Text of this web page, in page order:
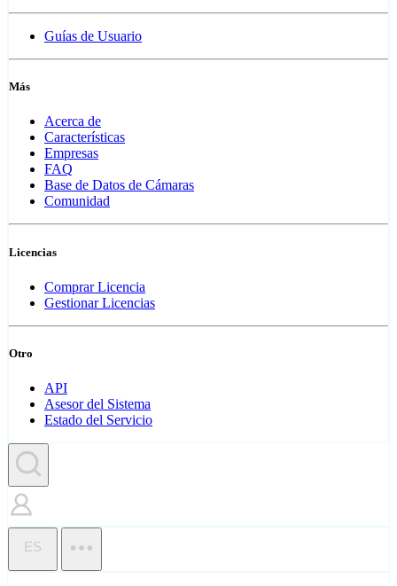
Guías de Usuario
Más
Acerca de
Características
Empresas
FAQ
Base de Datos de Cámaras
Comunidad
Licencias
Comprar Licencia
Gestionar Licencias
Otro
API
Asesor del Sistema
Estado del Servicio
ES